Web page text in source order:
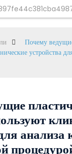
Почему
устройства
анализа